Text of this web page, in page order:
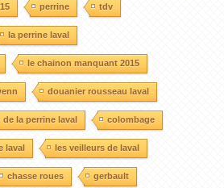
perrine tdv
la perrine laval
le chainon manquant 2015
douanier rousseau laval
de la perrine laval colombage
laval les veilleurs de laval
chasse roues gerbault